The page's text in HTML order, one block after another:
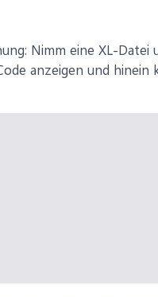
Nimm eine XL-
anzeigen und hinein